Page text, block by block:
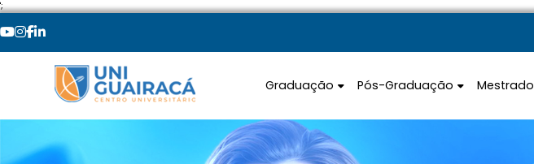
';
Graduação Pós-Graduação Mestrado